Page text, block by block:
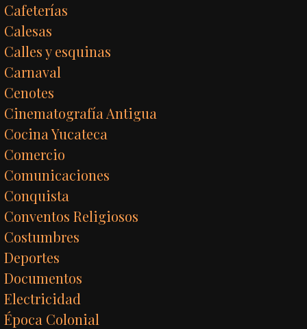
Cafeterías
Calesas
Calles y esquinas
Carnaval
Cenotes
Cinematografía Antigua
Cocina Yucateca
Comercio
Comunicaciones
Conquista
Conventos Religiosos
Costumbres
Deportes
Documentos
Electricidad
Época Colonial